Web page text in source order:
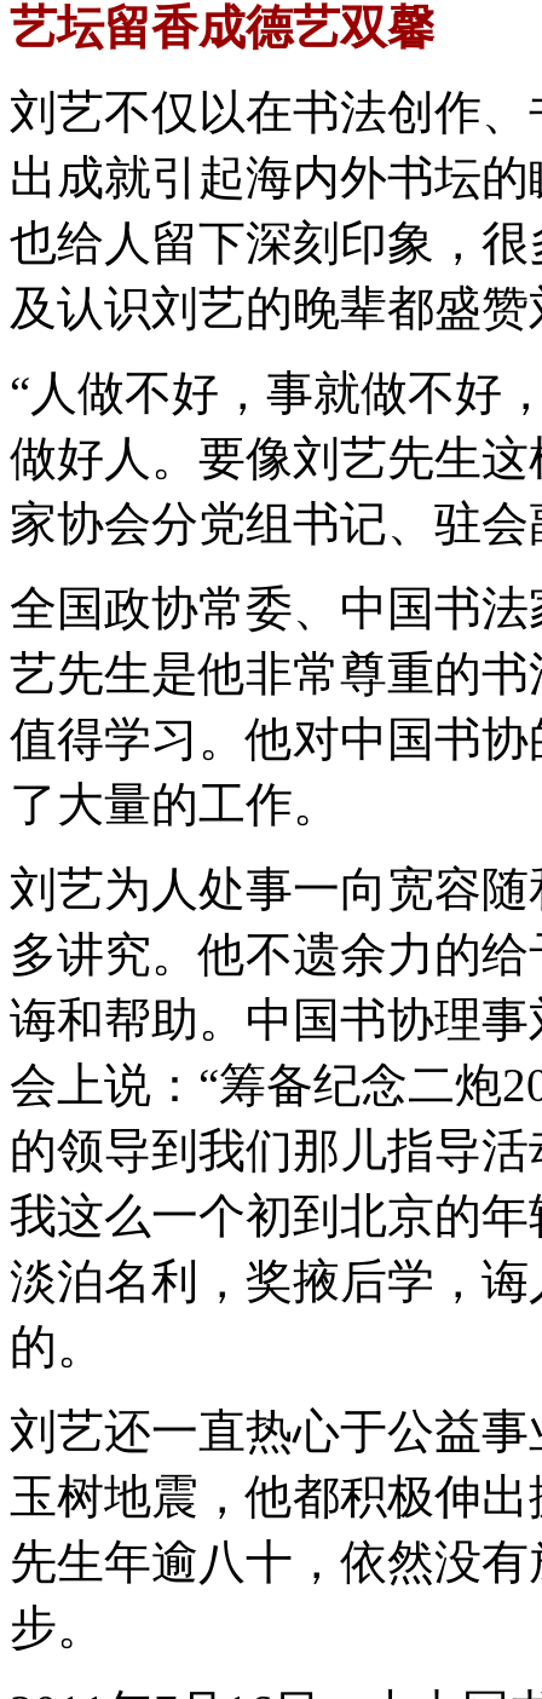
艺坛留香成德艺双馨
刘艺不仅以在书法创作
出成就引起海内外书坛
也给人留下深刻印象，
及认识刘艺的晚辈都盛
“人做不好，事就做不好
做好人。要像刘艺先生
家协会分党组书记、驻
全国政协常委、中国书
艺先生是他非常尊重的
值得学习。他对中国书
了大量的工作。
刘艺为人处事一向宽容
多讲究。他不遗余力的
诲和帮助。中国书协理
会上说：“筹备纪念二炮
的领导到我们那儿指导
我这么一个初到北京的
淡泊名利，奖掖后学，
的。
刘艺还一直热心于公益
玉树地震，他都积极伸
先生年逾八十，依然没
步。